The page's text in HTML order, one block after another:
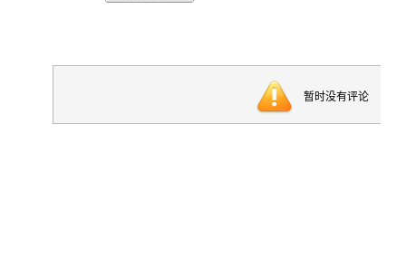
暂时没有评论